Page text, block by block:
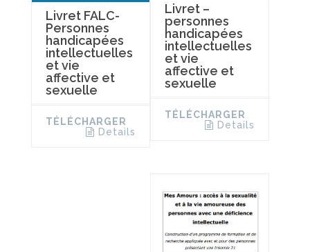
Livret FALC-
Personnes
handicapées
intellectuelles
et vie
affective et
sexuelle
TÉLÉCHARGER
Details
Livret –
personnes
handicapées
intellectuelles
et vie
affective et
sexuelle
TÉLÉCHARGER
Details